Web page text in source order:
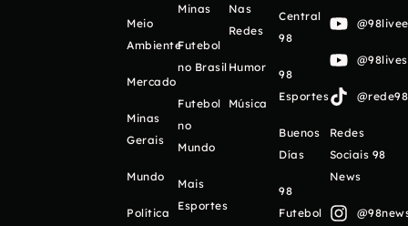
Meio
Ambiente
Mercado
Minas
Gerais
Mundo
Política
Minas
Futebol
no Brasil
Futebol
no
Mundo
Mais
Esportes
Nas
Redes
Humor
Música
Central
98
98
Esportes
Buenos
Días
98
Futebol
Redes
Sociais 98
News